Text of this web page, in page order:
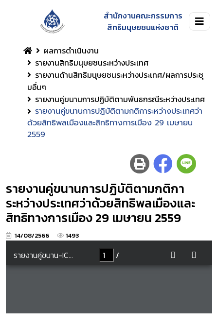
สำนักงานคณะกรรมการ
สิทธิมนุษยชนแห่งชาติ
ผลการดำเนินงาน
รายงานสิทธิมนุษยชนระหว่างประเทศ
รายงานด้านสิทธิมนุษยชนระหว่างประเทศ/ผลการประชุ
มอื่นๆ
รายงานคู่ขนานการปฏิบัติตามพันธกรณีระหว่างประเทศ
รายงานคู่ขนานการปฏิบัติตามกติการะหว่างประเทศว่า
ด้วยสิทธิพลเมืองและสิทธิทางการเมือง 29 เมษายน
2559
รายงานคู่ขนานการปฏิบัติตามกติกา
ระหว่างประเทศว่าด้วยสิทธิพลเมืองและ
สิทธิทางการเมือง 29 เมษายน 2559
14/08/2566 1493